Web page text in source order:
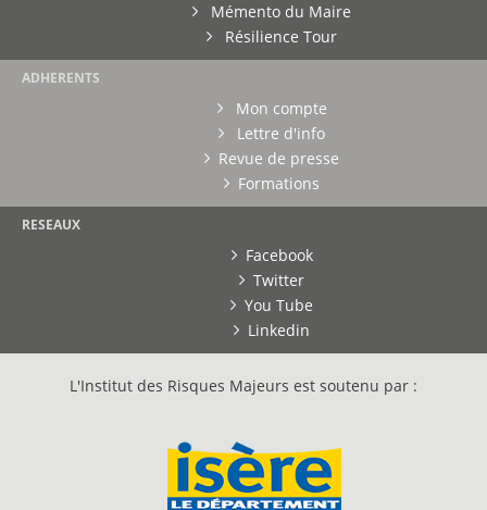
Mémento du Maire
Résilience Tour
ADHERENTS
Mon compte
Lettre d'info
Revue de presse
Formations
RESEAUX
Facebook
Twitter
You Tube
Linkedin
L'Institut des Risques Majeurs est soutenu par :